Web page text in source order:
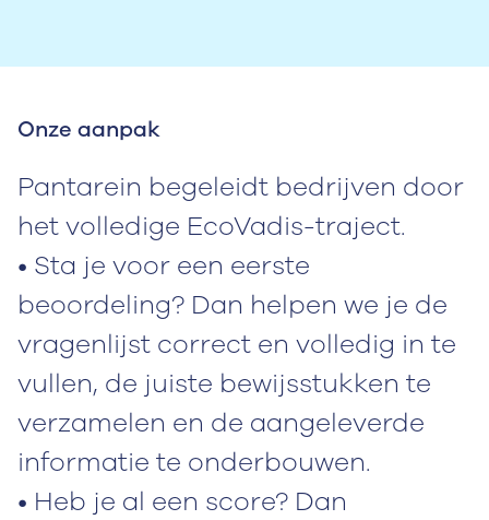
Onze aanpak
Pantarein begeleidt bedrijven door
het volledige EcoVadis-traject.
• Sta je voor een eerste
beoordeling? Dan helpen we je de
vragenlijst correct en volledig in te
vullen, de juiste bewijsstukken te
verzamelen en de aangeleverde
informatie te onderbouwen.
• Heb je al een score? Dan